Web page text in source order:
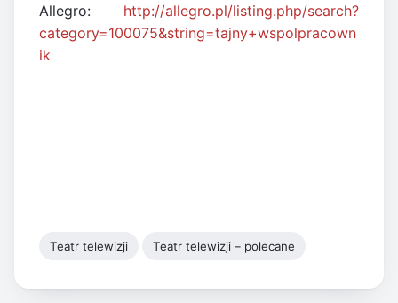
Allegro: http://allegro.pl/listing.php/search?
category=100075&string=tajny+wspolpracown
ik
Teatr telewizji Teatr telewizji – polecane